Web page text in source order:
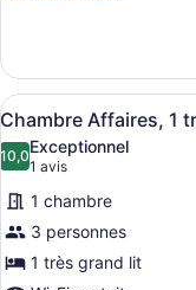
très
grand
lit
Chambre
Standard,
1
grand
Afficher
toutes
les
photos
pour
ce
type
6
Chambre Affaires, 1
10,010,0 sur 10
Exceptionnel
1 avis
(1 avis)
1 chambre
3 personnes
1 très grand lit